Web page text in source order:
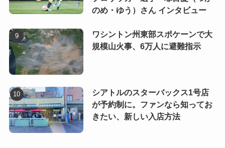
のめ・ゆう）さん インタビュー
ワシントン州東部スポケーンで大
規模山火事、6万人に避難指示
シアトルのスターバックス1号店
が予約制に。ファンなら知ってお
きたい、新しい入店方法